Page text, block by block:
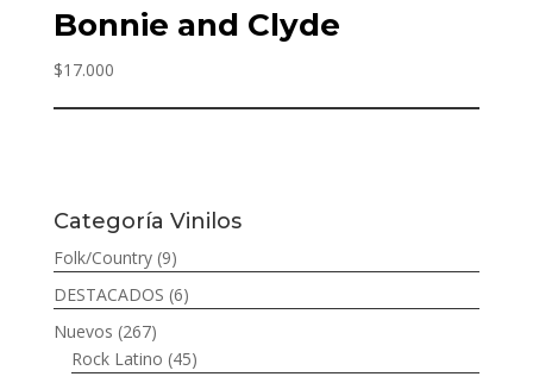
Bonnie and Clyde
$17.000
Categoría Vinilos
Folk/Country (9)
DESTACADOS (6)
Nuevos (267)
Rock Latino (45)